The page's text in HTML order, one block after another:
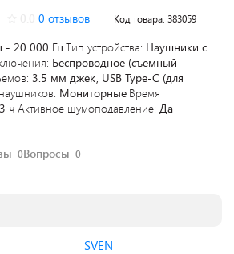
0 отзывов Код товара: 383059
- 20 000 ГцТип устройства: Наушники с
Беспроводное (съемный
3.5 мм джек, USB Type-C (для
Мониторные Время
ч Активное шумоподавление: Да
0Вопросы 0
SVEN